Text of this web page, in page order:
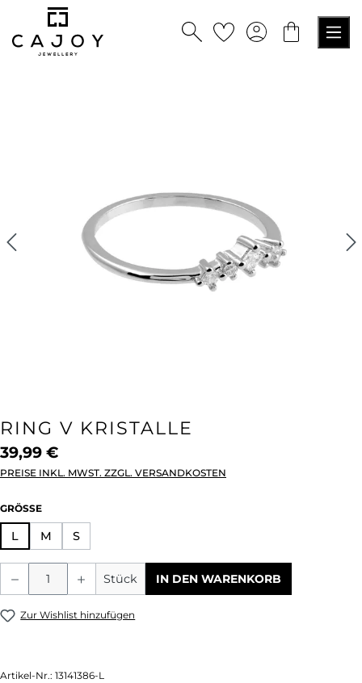
springen
RING V KRISTALLE
39,99 €
PREISE INKL. MWST. ZZGL. VERSANDKOSTEN
GRÖSSE AUSWÄHLEN
L M S
Produkt Anzahl: Gib den gewünschten
Stück IN DEN WARENKORB
Zur Wishlist hinzufügen
Artikel-Nr.: 13141386-L